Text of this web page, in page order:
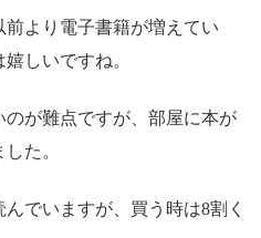
より電子書籍が増えてい
しいですね。
が難点ですが、部屋に本が
た。
でいますが、買う時は8割く